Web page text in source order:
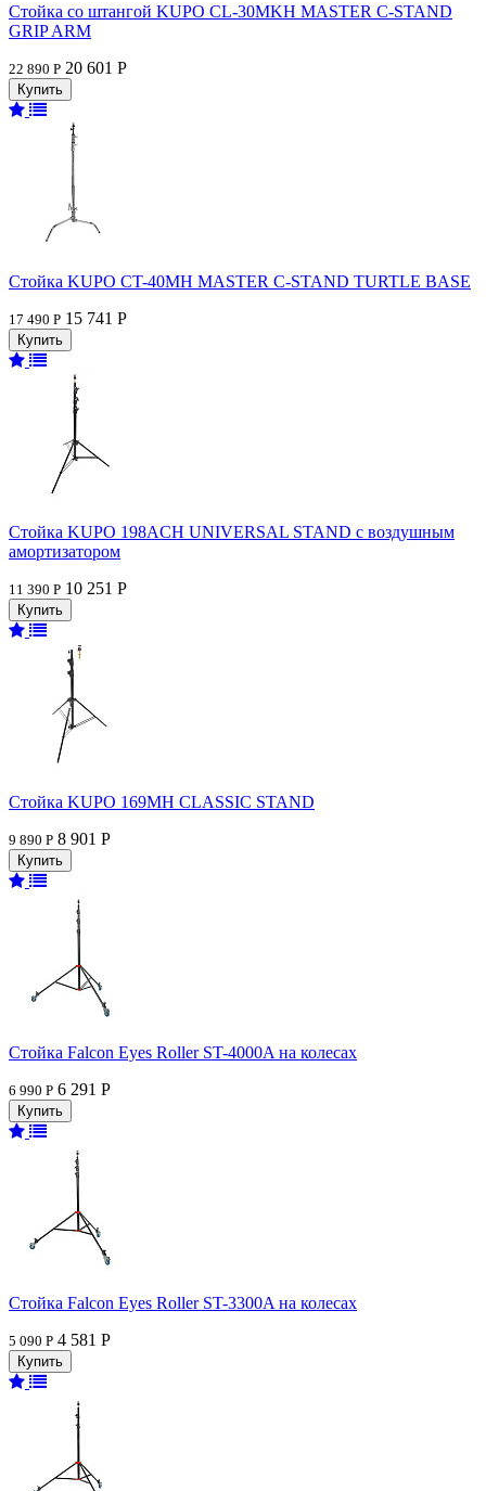
Стойка со штангой KUPO CL-30MKH MASTER C-STAND
GRIP ARM
22 890 Р 20 601 Р
Стойка KUPO CT-40MH MASTER C-STAND TURTLE BASE
17 490 Р 15 741 Р
Стойка KUPO 198ACH UNIVERSAL STAND с воздушным
амортизатором
11 390 Р 10 251 Р
Стойка KUPO 169MH CLASSIC STAND
9 890 Р 8 901 Р
Стойка Falcon Eyes Roller ST-4000A на колесах
6 990 Р 6 291 Р
Стойка Falcon Eyes Roller ST-3300A на колесах
5 090 Р 4 581 Р